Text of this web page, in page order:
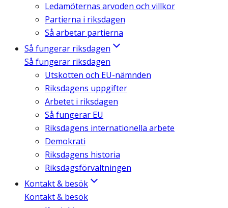
Ledamöternas arvoden och villkor
Partierna i riksdagen
Så arbetar partierna
Så fungerar riksdagen
Så fungerar riksdagen
Utskotten och EU-nämnden
Riksdagens uppgifter
Arbetet i riksdagen
Så fungerar EU
Riksdagens internationella arbete
Demokrati
Riksdagens historia
Riksdagsförvaltningen
Kontakt & besök
Kontakt & besök